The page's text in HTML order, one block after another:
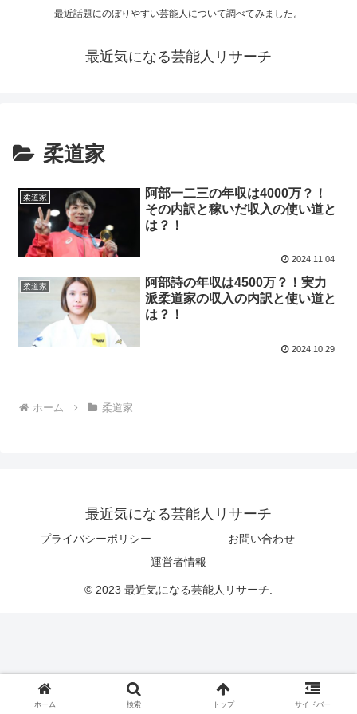
最近話題にのぼりやすい芸能人について調べてみました。
最近気になる芸能人リサーチ
柔道家
柔道家
阿部一二三の年収は4000万？！
その内訳と稼いだ収入の使い道と
は？！
2024.11.04
柔道家
阿部詩の年収は4500万？！実力
派柔道家の収入の内訳と使い道と
は？！
2024.10.29
ホーム 柔道家
最近気になる芸能人リサーチ
プライバシーポリシー
お問い合わせ
運営者情報
© 2023 最近気になる芸能人リサーチ.
ホーム 検索 トップ サイドバー